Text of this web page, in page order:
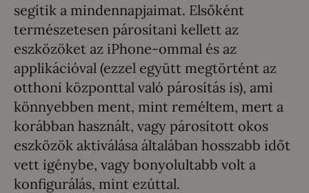
segítik a mindennapjaimat. Elsőként
természetesen párosítani kellett az
eszközöket az iPhone-ommal és az
applikációval (ezzel együtt megtörtént az
otthoni központtal való párosítás is), ami
könnyebben ment, mint reméltem, mert a
korábban használt, vagy párosított okos
eszközök aktiválása általában hosszabb időt
vett igénybe, vagy bonyolultabb volt a
konfigurálás, mint ezúttal.